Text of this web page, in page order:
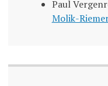
Paul
Molik-